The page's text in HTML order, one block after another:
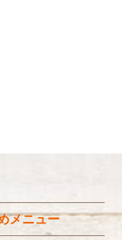
メニュー